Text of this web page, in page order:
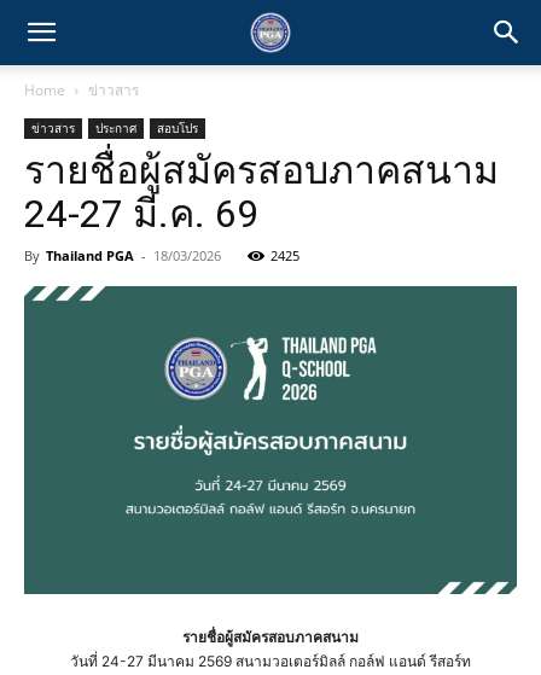
Home ข่าวสาร
ข่าวสาร ประกาศ สอบโปร
รายชื่อผู้สมัครสอบภาคสนาม
24-27 มี.ค. 69
By Thailand PGA - 18/03/2026 2425
รายชื่อผู้สมัครสอบภาคสนาม
วันที่ 24-27 มีนาคม 2569 สนามวอเตอร์มิลล์ กอล์ฟ แอนด์ รีสอร์ท